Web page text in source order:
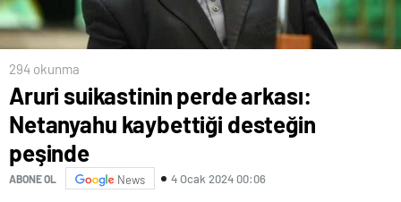
294 okunma
Aruri suikastinin perde arkası:
Netanyahu kaybettiği desteğin
peşinde
ABONE OL News 4 Ocak 2024 00:06